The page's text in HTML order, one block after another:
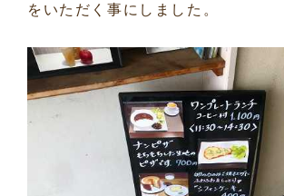
をいただく事にしました。